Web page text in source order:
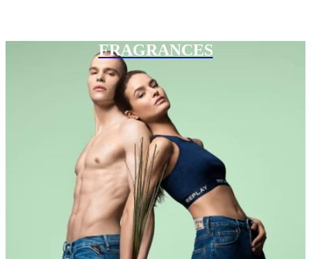
FRAGRANCES